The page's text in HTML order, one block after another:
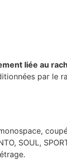
liée au
par le
SOUL,